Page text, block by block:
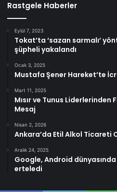
Rastgele Haberler
Eylül 7, 2023
Tokat’ta ‘sazan sarmalı’
şüpheli yakalandı
Ocak 3, 2025
Mustafa Şener Hareket’te
Mart 11, 2025
Mısır ve Tunus
Mesaj
Nisan 2, 2026
Ankara’da Etil Alkol Ticareti
Aralık 24, 2025
Google, Android
erteledi